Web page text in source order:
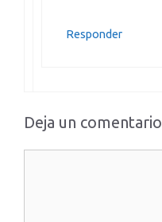
Responder
Deja un comentario